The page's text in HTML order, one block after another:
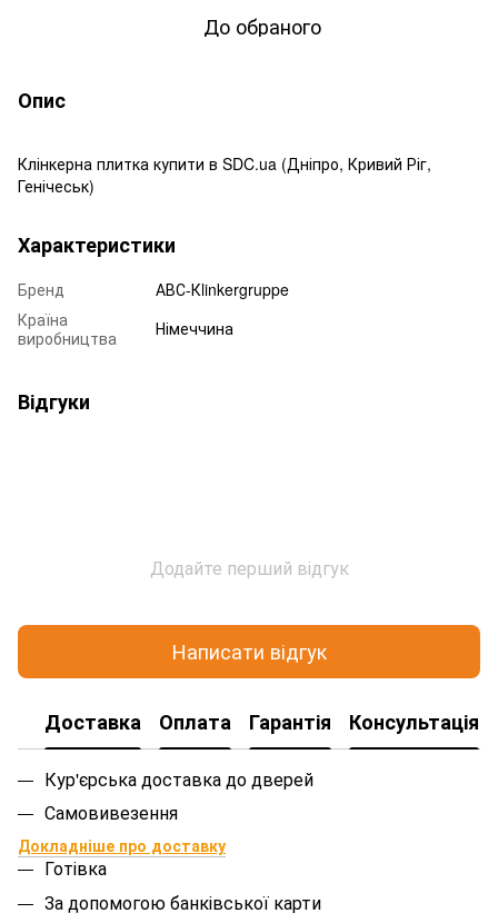
До обраного
Опис
Клінкерна плитка купити в SDC.ua (Дніпро, Кривий Ріг,
Генічеськ)
Характеристики
Бренд
АВС-Кlinkergruppe
Країна
виробництва
Німеччина
Відгуки
Додайте перший відгук
Написати відгук
Доставка Оплата Гарантія Консультація
Кур'єрська доставка до дверей
Самовивезення
Докладніше про доставку
Готівка
За допомогою банківської карти